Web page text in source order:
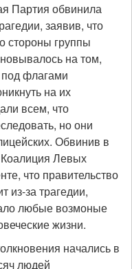
Партия обвинила
заявив, что
стороны группы
на том,
флагами
на их
всем, что
но они
Обвинив в
Левых
что правительство
из-за трагедии,
любые возмоные
жизни.
начались в
людей